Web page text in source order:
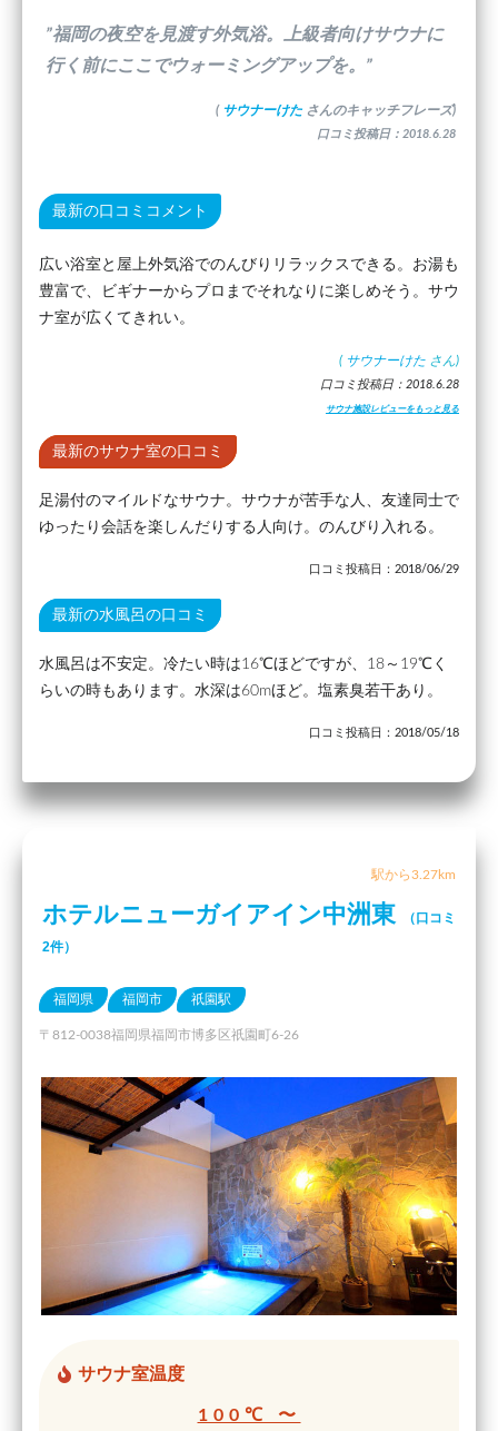
”福岡の夜空を見渡す外気浴。上級者向けサウナに
行く前にここでウォーミングアップを。”
( サウナーけた さんのキャッチフレーズ)
口コミ投稿日：2018.6.28
最新の口コミコメント
広い浴室と屋上外気浴でのんびりリラックスできる。お湯も
豊富で、ビギナーからプロまでそれなりに楽しめそう。サウ
ナ室が広くてきれい。
( サウナーけた さん)
口コミ投稿日：2018.6.28
サウナ施設レビューをもっと見る
最新のサウナ室の口コミ
足湯付のマイルドなサウナ。サウナが苦手な人、友達同士で
ゆったり会話を楽しんだりする人向け。のんびり入れる。
口コミ投稿日：2018/06/29
最新の水風呂の口コミ
水風呂は不安定。冷たい時は16℃ほどですが、18～19℃く
らいの時もあります。水深は60mほど。塩素臭若干あり。
口コミ投稿日：2018/05/18
駅から3.27km
ホテルニューガイアイン中洲東
（口コミ
2件）
福岡県 福岡市 祇園駅
〒812-0038福岡県福岡市博多区祇園町6-26
サウナ室温度
100℃ 〜